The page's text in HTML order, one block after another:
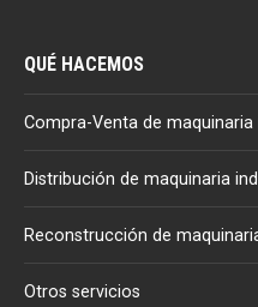
QUÉ HACEMOS
Compra-Venta de
Distribución de maquinaria
Reconstrucción de
Otros servicios